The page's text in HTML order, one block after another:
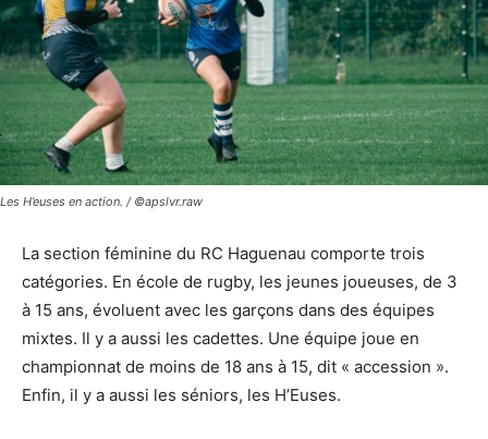
Les H’euses en action. / ©apslvr.raw
La section féminine du RC Haguenau comporte trois
catégories. En école de rugby, les jeunes joueuses, de 3
à 15 ans, évoluent avec les garçons dans des équipes
mixtes. Il y a aussi les cadettes. Une équipe joue en
championnat de moins de 18 ans à 15, dit « accession ».
Enfin, il y a aussi les séniors, les H’Euses.